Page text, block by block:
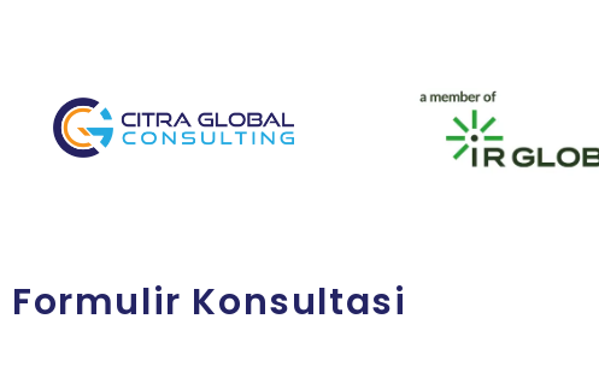
Formulir Konsultasi